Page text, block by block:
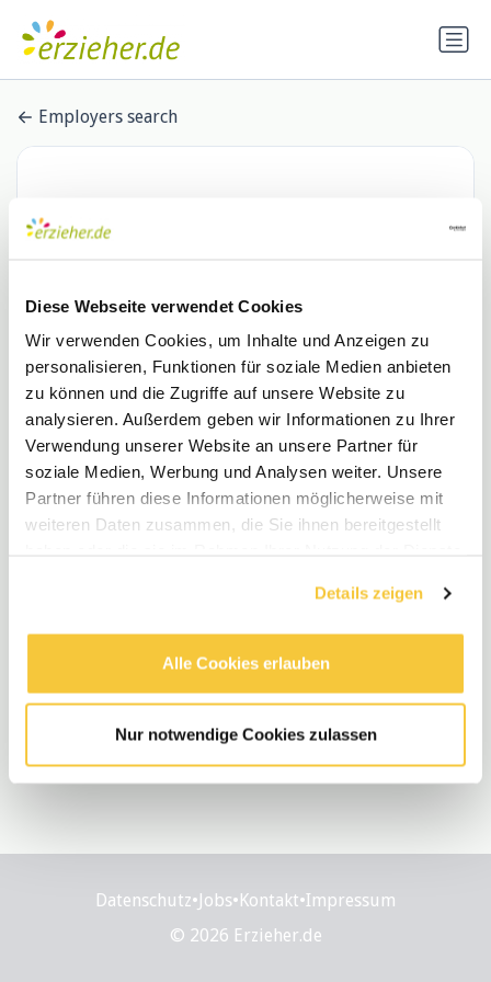
Diese Webseite verwendet Cookies
Wir verwenden Cookies, um Inhalte und Anzeigen zu
personalisieren, Funktionen für soziale Medien anbieten
zu können und die Zugriffe auf unsere Website zu
analysieren. Außerdem geben wir Informationen zu Ihrer
Verwendung unserer Website an unsere Partner für
soziale Medien, Werbung und Analysen weiter. Unsere
Partner führen diese Informationen möglicherweise mit
weiteren Daten zusammen, die Sie ihnen bereitgestellt
Details zeigen
Alle Cookies erlauben
Nur notwendige Cookies zulassen
Employers search
una-cum Inh. Angela Schultheis
1 Stellenangebot
Neue Stellen
Fachkräfte (m/w/d) für Pflege, Pädagogik,
Datenschutz•Jobs•Kontakt•Impressum
© 2026 Erzieher.de